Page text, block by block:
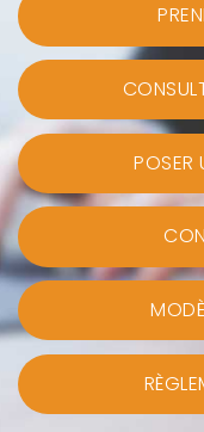
POSER